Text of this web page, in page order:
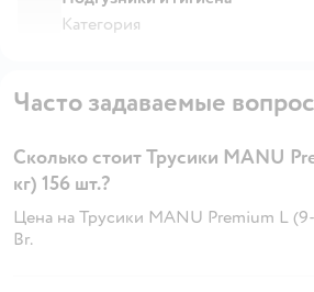
Категория
Часто задаваемые
Сколько стоит Трусики MANU
кг) 156 шт.?
Цена на Трусики MANU Premium L (9-
Br.